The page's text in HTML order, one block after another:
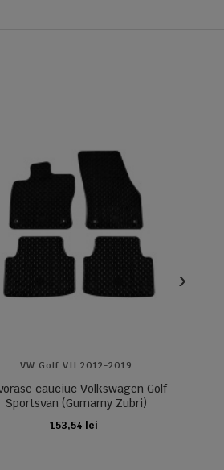
VW Golf VII 2012-2019
cauciuc Volkswagen Golf
Sportsvan (Gumarny Zubri)
153,54 lei
ADAUGA IN COS